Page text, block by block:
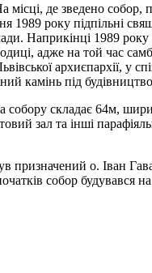
де зведено собор,
1989 року підпільні
Наприкінці 1989
адже на той час
архиєпархії, у
камінь під
собору складає 64м,
зал та інші
призначений о. Іван
собор будувався